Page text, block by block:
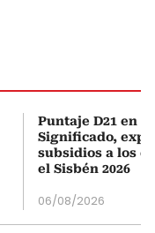
Puntaje D21 en
Significado,
subsidios a los
el Sisbén 2026
06/08/2026